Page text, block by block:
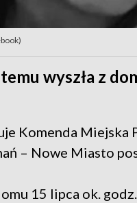
wyszła z
Komenda Miejska
– Nowe Miasto
15 lipca ok.